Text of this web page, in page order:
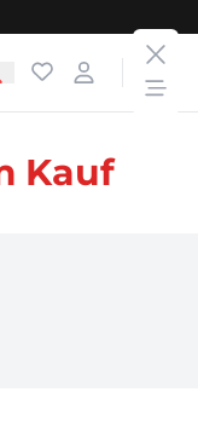
Favoriten
Login
Kauf